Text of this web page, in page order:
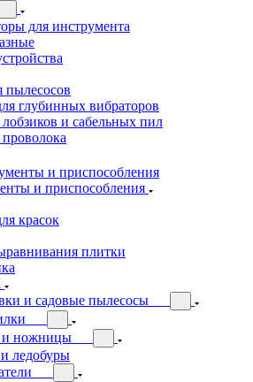
для инструмента
глубинных вибраторов
и сабельных пил
и приспособления
красок
плитки
и садовые пылесосы
и ножницы
ледобуры